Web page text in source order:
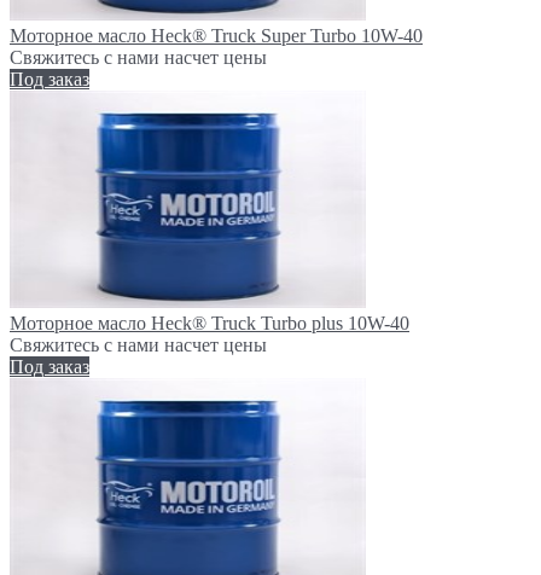
Моторное масло Heck® Truck Super Turbo 10W-40
Свяжитесь с нами насчет цены
Под заказ
Моторное масло Heck® Truck Turbo plus 10W-40
Свяжитесь с нами насчет цены
Под заказ